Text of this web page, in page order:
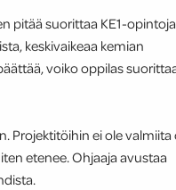
pitää suorittaa KE1-
keskivaikeaa kemian
voiko oppilas
Projektitöihin ei ole valmiita
etenee. Ohjaaja avustaa